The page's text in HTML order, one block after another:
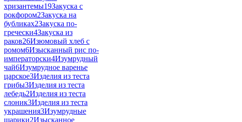
хризантемы19Закуска с
рокфором2Закуска на
бубликах2Закуска по-
гречески4Закуска из
раков26Изюмовый хлеб с
ромом6Изысканный рис по-
императорски4Изумрудный
чай6Изумрудное варенье
царское3Изделия из теста
грибы3Изделия из теста
лебедь2Изделия из теста
слоник3Изделия из теста
украшения3Изумрудные
шарики2Изысканное